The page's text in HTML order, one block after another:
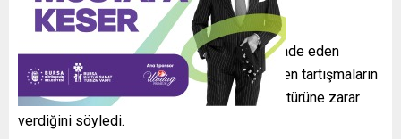
HER GÜN TARTIŞMA”
Toplumsal huzurun giderek bozulduğunu ifade eden
Karaduman, sosyal medya üzerinden yürüyen tartışmaların
ve kutuplaşmanın şehirdeki ortak yaşam kültürüne zarar
verdiğini söyledi.